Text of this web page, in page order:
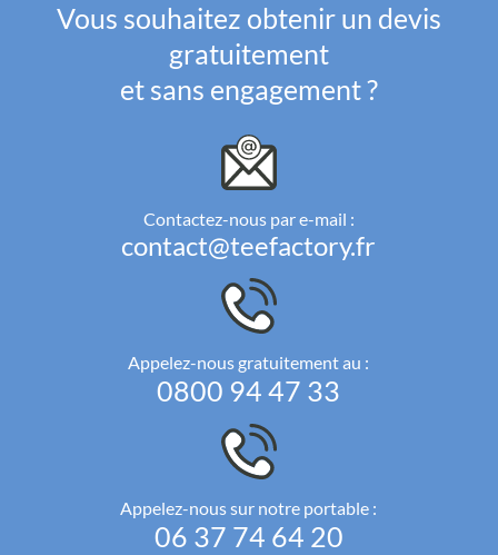
Vous souhaitez obtenir un devis
gratuitement
et sans engagement ?
Contactez-nous par e-mail :
contact@teefactory.fr
Appelez-nous gratuitement au :
0800 94 47 33
Appelez-nous sur notre portable :
06 37 74 64 20